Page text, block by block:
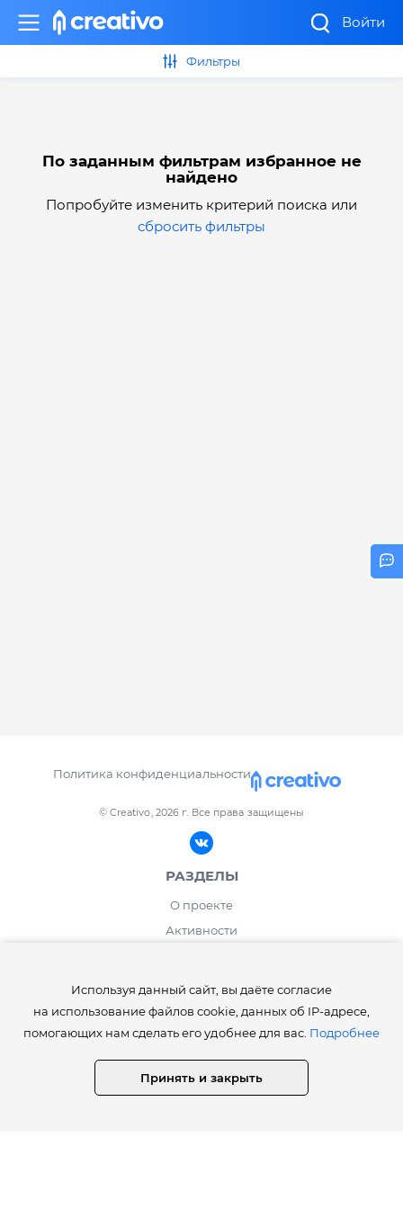
Войти
Фильтры
По заданным фильтрам избранное не
найдено
Попробуйте изменить критерий поиска или
сбросить фильтры
© Creativo, 2026 г. Все права защищены
Политика конфиденциальности
РАЗДЕЛЫ
О проекте
Активности
ИНФОРМАЦИЯ
Правила сайта Creativo.one
Опросы
Используя данный сайт, вы даёте согласие
на использование файлов cookie, данных об IP-адресе,
помогающих нам сделать его удобнее для вас. Подробнее
Принять и закрыть